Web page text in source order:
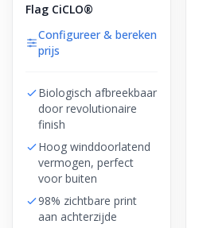
Flag CiCLO®
Configureer & bereken
prijs
Biologisch afbreekbaar
door revolutionaire
finish
Hoog winddoorlatend
vermogen, perfect
voor buiten
98% zichtbare print
aan achterzijde